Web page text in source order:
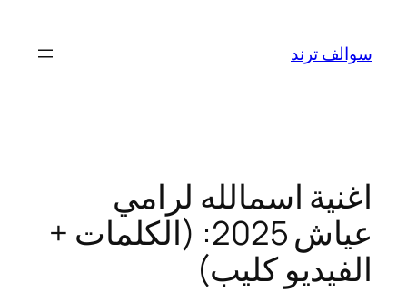
المحتوى
سوالف ترند
اغنية اسمالله لرامي
عياش 2025: (الكلمات +
الفيديو كليب)